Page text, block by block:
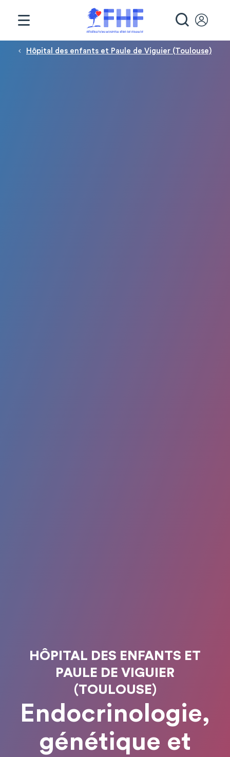
Fil d'Ariane
Hôpital des enfants et Paule de Viguier (Toulouse)
HÔPITAL DES ENFANTS ET
PAULE DE VIGUIER
(TOULOUSE)
Endocrinologie,
génétique et
Panneau de gestion des cookies